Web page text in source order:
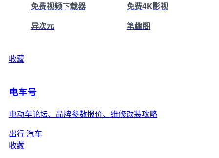
免费视频下载器
免费4K影视
异次元
笔趣阁
收藏
电车号
电动车论坛、品牌参数报价、维修改装攻略
出行汽车
收藏